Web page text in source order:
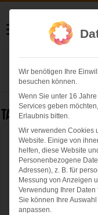
Tag Archives:
Einladung von
traditionellen
Münchner
Wir benötigen Ihre
besuchen können.
Wenn Sie unter 16
Services geben
Erlaubnis bitten.
Wir verwenden Cookies
Website. Einige von
helfen, diese Website
Personenbezogene
Adressen), z. B. für
Messung von Anzeigen
Verwendung Ihrer
Sie können Ihre
anpassen.